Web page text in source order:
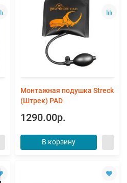
Монтажная подушка Streck
(Штрек) PAD
1290.00р.
В корзину